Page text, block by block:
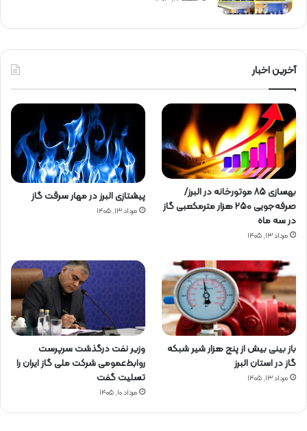
آخرین اخبار
بهسازی ۸۵ موتورخانه در البرز/
صرفه‌جویی ۲۵۰ هزار مترمکعبی گاز
در سه ماه
مرداد ۱۳, ۱۴۰۵
پیشتازی البرز در مهار سرقت گاز
مرداد ۱۳, ۱۴۰۵
باز بینی بیش از پنج هزار شیر شبکه
گاز در استان البرز
مرداد ۱۳, ۱۴۰۵
وزیر نفت درگذشت سرپرست
روابط‌عمومی شرکت ملی گاز ایران را
تسلیت گفت
مرداد ۱۰, ۱۴۰۵